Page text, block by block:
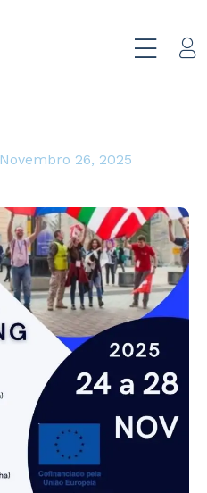
Novembro 26, 2025